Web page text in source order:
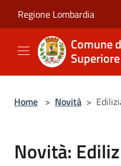
Regione Lombardia
Comune
Superiore
Home > Novità >
Novità: